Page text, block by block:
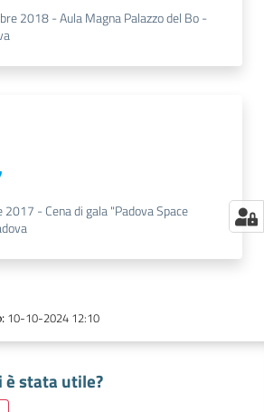
2018 - Aula Magna Palazzo del Bo -
- Cena di gala "Padova Space
: 10-10-2024 12:10
è stata utile?